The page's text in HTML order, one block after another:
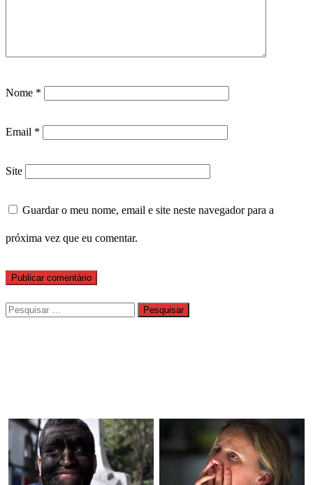
Nome *
Email *
Site
Guardar o meu nome, email e site neste navegador para a
próxima vez que eu comentar.
Pesquisar
por: